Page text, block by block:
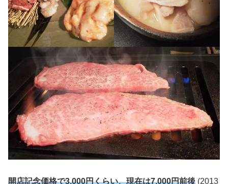
開店記念価格で3,000円くらい、現在は7,000円前後 (2013